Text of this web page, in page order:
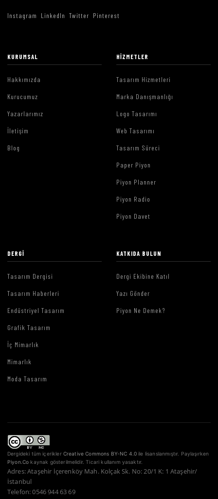
Instagram LinkedIn Twitter Pinterest
KURUMSAL
Hakkımızda
Kurucumuz
Yazarlarımız
İletişim
Blog
HIZMETLER
Tasarım Hizmetleri
Marka Danışmanlığı
Logo Tasarımı
Web Tasarımı
Tasarım Süreci
Paper Piyon
Piyon Planner
Piyon Radio
Piyon Davet
DERGI
Tasarım Dergisi
Tasarım Haberleri
Endüstriyel Tasarım
Grafik Tasarım
İç Mimarlık
Mimarlık
Moda Tasarım
KATKIDA BULUN
Dergi Ekibine Katıl
Yazı Gönder
Piyon Ne Demek?
Dergideki tüm içerikler Creative Commons BY-NC 4.0 ile lisanslanmıştır. Paylaşırken
Piyon.Co kaynak gösterilmelidir. Ticari kullanım yasaktır.
Adres: Ataşehir İçerenköy Mah. Kolçak Sk. No: 20/1 K: 1 Ataşehir/
İstanbul
Telefon: 0546 944 63 69